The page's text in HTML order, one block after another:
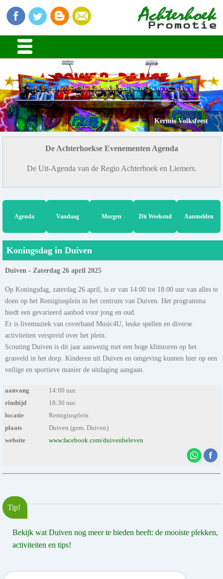
Kermis Volksfeest
De Achterhoekse Evenementen Agenda
De Uit-Agenda van de Regio Achterhoek en Liemers.
Agenda Vandaag Morgen Dit Weekend Aanmelden
Koningsdag in Duiven
Duiven - Zaterdag 26 april 2025
Op Koningsdag, zaterdag 26 april, is er van 14:00 tot 18:00 uur van alles te
doen op het Remigiusplein in het centrum van Duiven. Het programma
biedt een gevarieerd aanbod voor jong en oud.
Er is livemuziek van coverband Music4U, leuke spellen en diverse
activiteiten verspreid over het plein.
Scouting Duiven is dit jaar aanwezig met een hoge klimtoren op het
grasveld in het dorp. Kinderen uit Duiven en omgeving kunnen hier op een
veilige en sportieve manier de uitdaging aangaan.
aanvang
14:00 uur.
eindtijd
18:30 uur.
locatie
Remigiusplein
plaats
Duiven (gem. Duiven)
website
www.facebook.com/duivenbeleven
Tip!
Bekijk wat Duiven nog meer te bieden heeft: de mooiste plekken,
activiteiten en tips!